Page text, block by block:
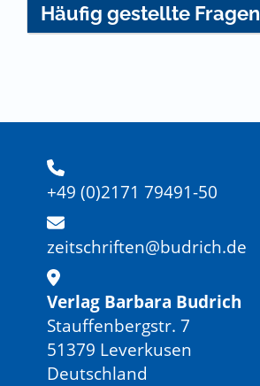
Häufig gestellte Fragen
+49 (0)2171 79491-50
zeitschriften@budrich.de
Verlag Barbara Budrich
Stauffenbergstr. 7
51379 Leverkusen
Deutschland